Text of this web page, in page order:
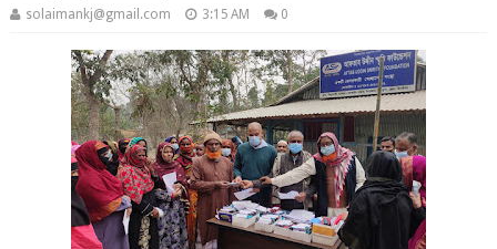
solaimankj@gmail.com 3:15 AM 0